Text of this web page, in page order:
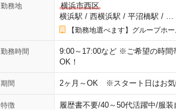
勤務地
横浜市西区
横浜駅 / 西横浜駅 / 平沼橋駅 /
【勤務地選べます】グループホー
勤務時間
9:00～17:00など ※ご希望の時間
OK！
期間 2ヶ月～OK ※スタート日はお気
特徴 履歴書不要/40～50代活躍中/服装